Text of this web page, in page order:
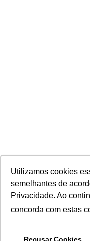
Utilizamos cookies
semelhantes de
Privacidade. Ao
concorda com estas